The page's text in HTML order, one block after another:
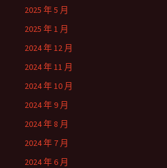
2025 年 5 月
2025 年 1 月
2024 年 12 月
2024 年 11 月
2024 年 10 月
2024 年 9 月
2024 年 8 月
2024 年 7 月
2024 年 6 月